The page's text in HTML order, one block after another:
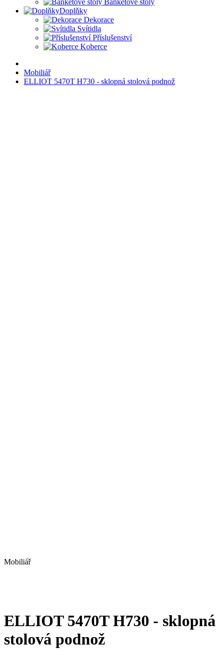
Banketové stoly
Doplňky
Dekorace
Svítidla
Příslušenství
Koberce
Mobiliář
ELLIOT 5470T H730 - sklopná stolová podnož
Mobiliář
ELLIOT 5470T H730 - sklopná
stolová podnož